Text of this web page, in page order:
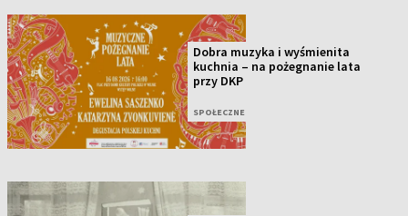
Dobra muzyka i wyśmienita
kuchnia – na pożegnanie lata
przy DKP
SPOŁECZNE